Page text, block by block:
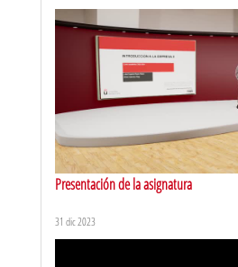
Presentación de la asignatura
31 dic 2023